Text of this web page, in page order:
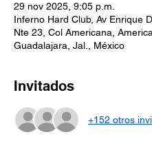
29 nov 2025, 9:05 p.m.
Inferno Hard Club, Av Enrique
Nte 23, Col Americana,
Guadalajara, Jal., México
Invitados
+152 otros